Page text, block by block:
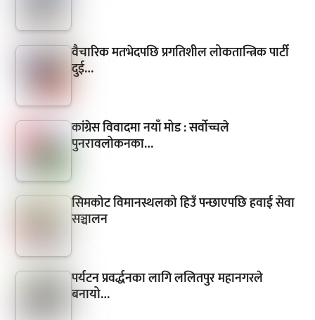
वैचारिक मतभेदपछि प्रगतिशील लोकतान्त्रिक पार्टी
दुई…
कांग्रेस विवादमा नयाँ मोड : सर्वोच्चले
पुनरावलोकनका…
सिमकोट विमानस्थलको हिउँ पन्छाएपछि हवाई सेवा
सञ्चालन
पर्यटन प्रवर्द्धनका लागि ललितपुर महानगरले
बनायो…